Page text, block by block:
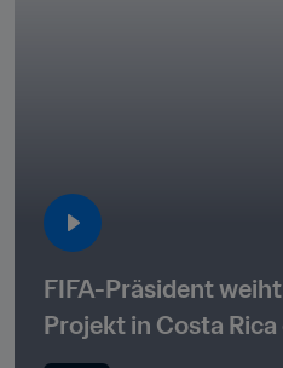
FIFA-Präsident
Projekt in Costa Rica